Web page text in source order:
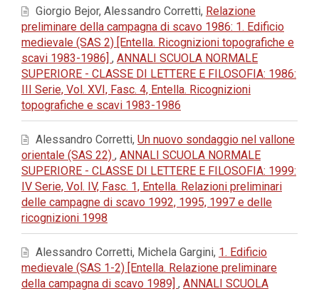
Giorgio Bejor, Alessandro Corretti, Relazione
preliminare della campagna di scavo 1986: 1. Edificio
medievale (SAS 2) [Entella. Ricognizioni topografiche e
scavi 1983-1986] , ANNALI SCUOLA NORMALE
SUPERIORE - CLASSE DI LETTERE E FILOSOFIA: 1986:
III Serie, Vol. XVI, Fasc. 4, Entella. Ricognizioni
topografiche e scavi 1983-1986
Alessandro Corretti, Un nuovo sondaggio nel vallone
orientale (SAS 22) , ANNALI SCUOLA NORMALE
SUPERIORE - CLASSE DI LETTERE E FILOSOFIA: 1999:
IV Serie, Vol. IV, Fasc. 1, Entella. Relazioni preliminari
delle campagne di scavo 1992, 1995, 1997 e delle
ricognizioni 1998
Alessandro Corretti, Michela Gargini, 1. Edificio
medievale (SAS 1-2) [Entella. Relazione preliminare
della campagna di scavo 1989] , ANNALI SCUOLA